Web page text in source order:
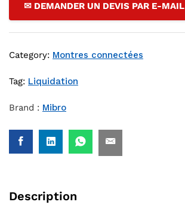
✉ DEMANDER UN DEVIS PAR E-MAIL
Category: Montres connectées
Tag: Liquidation
Brand : Mibro
Description